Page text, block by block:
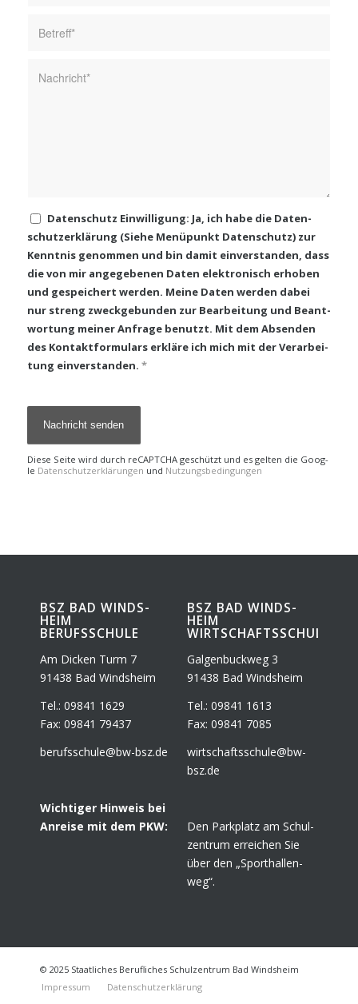
Daten­schutz Ein­wil­li­gung: Ja, ich habe die Daten­
schutz­er­klä­rung (Sie­he Menü­punkt Daten­schutz) zur
Kennt­nis genom­men und bin damit ein­ver­stan­den, dass
die von mir ange­ge­be­nen Daten elek­tro­nisch erho­ben
und gespei­chert wer­den. Mei­ne Daten wer­den dabei
nur streng zweck­ge­bun­den zur Bear­bei­tung und Beant­
wor­tung mei­ner Anfra­ge benutzt. Mit dem Absen­den
des Kon­takt­for­mu­lars erklä­re ich mich mit der Ver­ar­bei­
tung ein­ver­stan­den. *
Die­se Sei­te wird durch reCAPTCHA geschützt und es gel­ten die Goog­
le Daten­schutz­er­klä­run­gen und Nut­zungs­be­din­gun­gen
BSZ BAD WINDS­
HEIM
BERUFSSCHULE
Am Dicken Turm 7
91438 Bad Windsheim
Tel.: 09841 1629
Fax: 09841 79437
berufsschule@​bw-​bsz.​de
Wich­ti­ger Hin­weis bei
Anrei­se mit dem PKW:
BSZ BAD WINDS­
HEIM
WIRTSCHAFTSSCHULE
Gal­gen­buck­weg 3
91438 Bad Windsheim
Tel.: 09841 1613
Fax: 09841 7085
wirtschaftsschule@​bw-​
bsz.​de
Den Park­platz am Schul­
zen­trum errei­chen Sie
über den „Sport­hal­len­
weg“.
© 2025 Staatliches Berufliches Schulzentrum Bad Windsheim
Impres­sum
Daten­schutz­er­klä­rung